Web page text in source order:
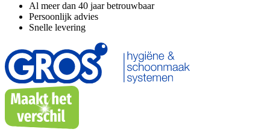
Al meer dan 40 jaar betrouwbaar
Persoonlijk advies
Snelle levering